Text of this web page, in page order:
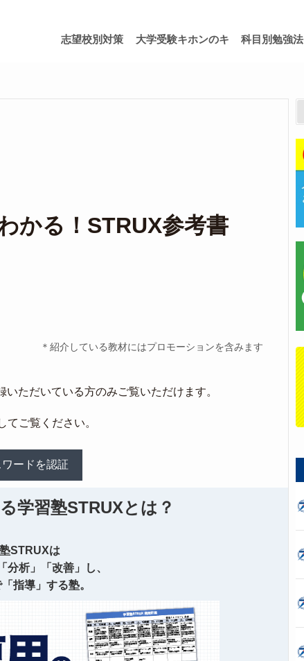
志望校別対策 大学受験キホンのキ 科目別勉強法
かる！STRUX参考書
＊紹介している教材にはプロモーションを含みます
ただいている方のみご覧いただけます。
てご覧ください。
学習塾STRUXとは？
STRUXは
分析」「改善」し、
指導」する塾。